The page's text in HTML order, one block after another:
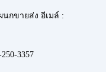
นกขายส่ง อีเมล์ :
3357